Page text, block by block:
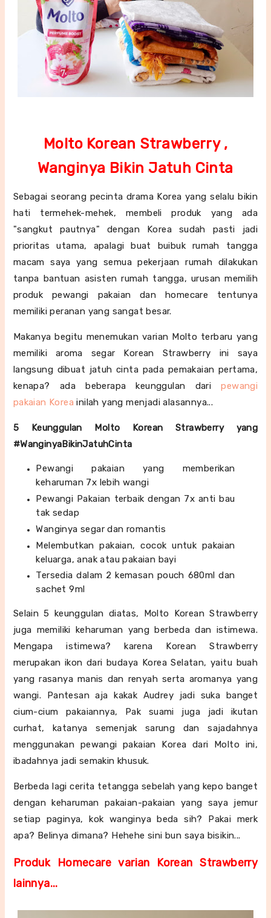
Molto Korean Strawberry ,
Wanginya Bikin Jatuh Cinta
Sebagai seorang pecinta drama Korea yang selalu bikin
hati termehek-mehek, membeli produk yang ada
"sangkut pautnya" dengan Korea sudah pasti jadi
prioritas utama, apalagi buat buibuk rumah tangga
macam saya yang semua pekerjaan rumah dilakukan
tanpa bantuan asisten rumah tangga, urusan memilih
produk pewangi pakaian dan homecare tentunya
memiliki peranan yang sangat besar.
Makanya begitu menemukan varian Molto terbaru yang
memiliki aroma segar Korean Strawberry ini saya
langsung dibuat jatuh cinta pada pemakaian pertama,
kenapa? ada beberapa keunggulan daripewangi
pakaian Korea inilah yang menjadi alasannya...
5 Keunggulan Molto Korean Strawberry yang
#WanginyaBikinJatuhCinta
Pewangi pakaian yang memberikan
keharuman 7x lebih wangi
Pewangi Pakaian terbaik dengan 7x anti bau
tak sedap
Wanginya segar dan romantis
Melembutkan pakaian, cocok untuk pakaian
keluarga, anak atau pakaian bayi
Tersedia dalam 2 kemasan pouch 680ml dan
sachet 9ml
Selain 5 keunggulan diatas, Molto Korean Strawberry
juga memiliki keharuman yang berbeda dan istimewa.
Mengapa istimewa? karena Korean Strawberry
merupakan ikon dari budaya Korea Selatan, yaitu buah
yang rasanya manis dan renyah serta aromanya yang
wangi. Pantesan aja kakak Audrey jadi suka banget
cium-cium pakaiannya, Pak suami juga jadi ikutan
curhat, katanya semenjak sarung dan sajadahnya
menggunakan pewangi pakaian Korea dari Molto ini,
ibadahnya jadi semakin khusuk.
Berbeda lagi cerita tetangga sebelah yang kepo banget
dengan keharuman pakaian-pakaian yang saya jemur
setiap paginya, kok wanginya beda sih? Pakai merk
apa? Belinya dimana? Hehehe sini bun saya bisikin...
Produk Homecare varian Korean Strawberry
lainnya...